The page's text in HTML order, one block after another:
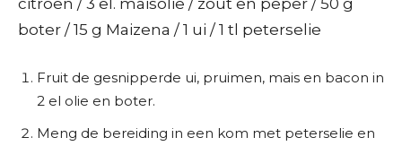
boter / 15 g Maizena / 1 ui / 1 tl peterselie
Fruit de gesnipperde ui, pruimen, mais en bacon in
2 el olie en boter.
Meng de bereiding in een kom met peterselie en